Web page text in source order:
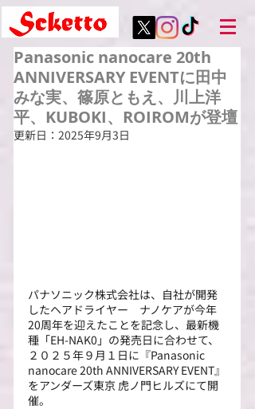
Panasonic nanocare 20th
ANNIVERSARY EVENTに田中
みな実、篠原ともえ、川上洋
平、KUBOKI、ROIROMが登壇
更新日： 2025年9月3日
パナソニック株式会社は、自社が開発
したヘアドライヤー　ナノケアが今年
20周年を迎えたことを記念し、最新機
種「EH-NAK0」の発売日に合わせて、
２０２５年９月１日に『Panasonic
nanocare 20th ANNIVERSARY EVENT』
をアンダーズ東京 虎ノ門ヒルズにて開
催。